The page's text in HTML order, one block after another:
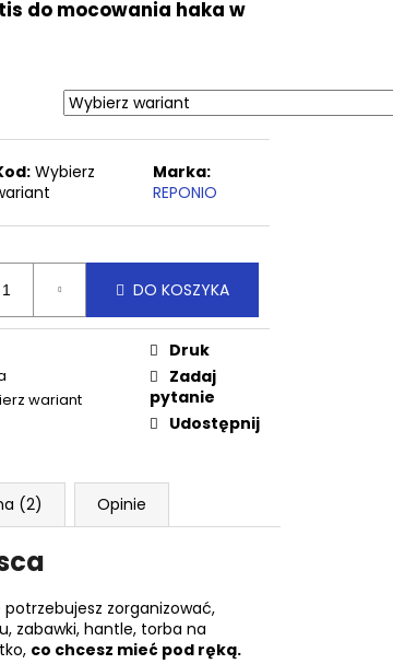
do mocowania haka w
Wybierz
Marka:
REPONIO
DO KOSZYKA
wariant
Druk
Zadaj
pytanie
Udostępnij
(2) Opinie
potrzebujesz zorganizować,
zabawki, hantle, torba na
co chcesz mieć pod ręką.